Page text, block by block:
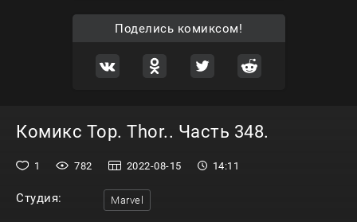
Поделись комиксом!
Комикс Тор. Thor.. Часть 348.
1 782 2022-08-15 14:11
Студия: Marvel